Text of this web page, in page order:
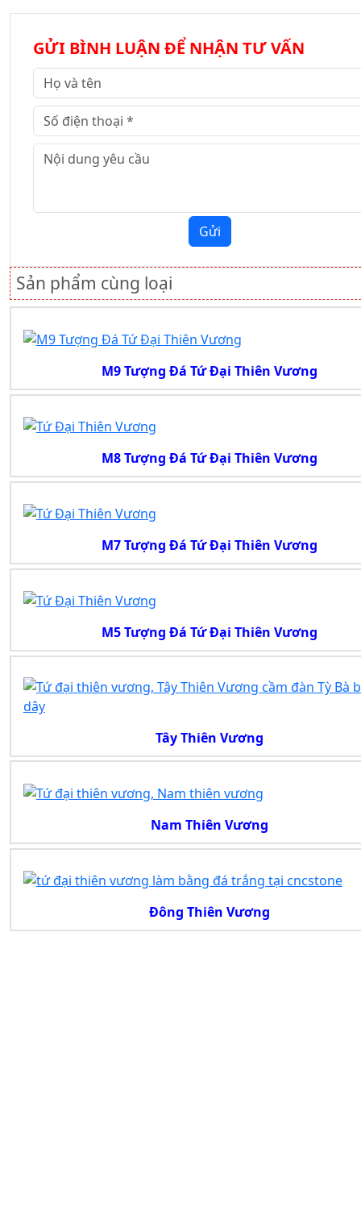
GỬI BÌNH LUẬN ĐỂ NHẬN TƯ VẤN
Gửi
Sản phẩm cùng loại
M9 Tượng Đá Tứ Đại Thiên Vương
M8 Tượng Đá Tứ Đại Thiên Vương
M7 Tượng Đá Tứ Đại Thiên Vương
M5 Tượng Đá Tứ Đại Thiên Vương
Tây Thiên Vương
Nam Thiên Vương
Đông Thiên Vương